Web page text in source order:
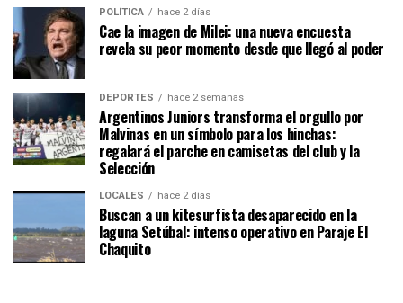
POLÍTICA hace 2 días
Cae la imagen de Milei: una nueva encuesta
revela su peor momento desde que llegó al poder
DEPORTES hace 2 semanas
Argentinos Juniors transforma el orgullo por
Malvinas en un símbolo para los hinchas:
regalará el parche en camisetas del club y la
Selección
LOCALES hace 2 días
Buscan a un kitesurfista desaparecido en la
laguna Setúbal: intenso operativo en Paraje El
Chaquito